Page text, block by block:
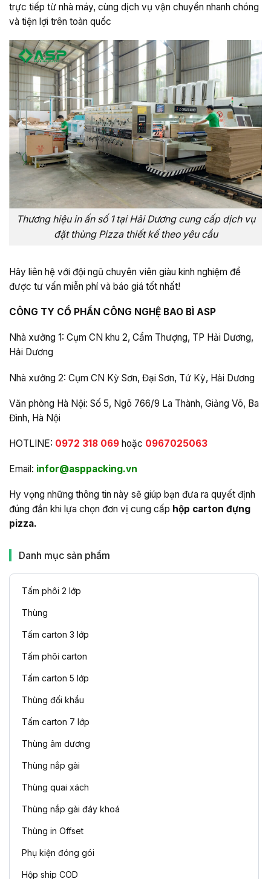
Danh mục sản phẩm
Tấm phôi 2 lớp
Thùng
Tấm carton 3 lớp
Tấm phôi carton
Tấm carton 5 lớp
Thùng đối khẩu
Tấm carton 7 lớp
Thùng âm dương
Thùng nắp gài
Thùng quai xách
Thùng nắp gài đáy khoá
Thùng in Offset
Phụ kiện đóng gói
Hộp ship COD
trực tiếp từ nhà máy, cùng dịch vụ vận chuyển nhanh chóng
và tiện lợi trên toàn quốc
Thương hiệu in ấn số 1 tại Hải Dương cung cấp dịch vụ
đặt thùng Pizza thiết kế theo yêu cầu
Hãy liên hệ với đội ngũ chuyên viên giàu kinh nghiệm để
được tư vấn miễn phí và báo giá tốt nhất!
CÔNG TY CỔ PHẦN CÔNG NGHỆ BAO BÌ ASP
Nhà xưởng 1: Cụm CN khu 2, Cẩm Thượng, TP Hải Dương,
Hải Dương
Nhà xưởng 2: Cụm CN Kỳ Sơn, Đại Sơn, Tứ Kỳ, Hải Dương
Văn phòng Hà Nội: Số 5, Ngõ 766/9 La Thành, Giảng Võ, Ba
Đình, Hà Nội
HOTLINE: 0972 318 069 hoặc 0967025063
Email: infor@asppacking.vn
Hy vọng những thông tin này sẽ giúp bạn đưa ra quyết định
đúng đắn khi lựa chọn đơn vị cung cấp hộp carton đựng
pizza.